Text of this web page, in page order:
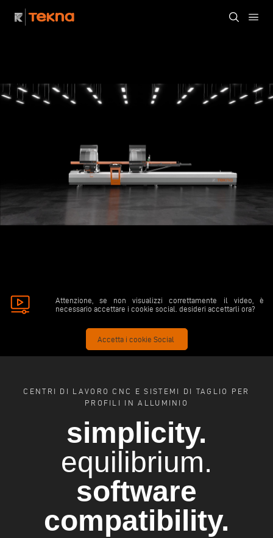
Attenzione, se non visualizzi correttamente il video, è
necessario accettare i cookie social. desideri accettarli ora?
Accetta i cookie Social
CENTRI DI LAVORO CNC E SISTEMI DI TAGLIO PER
PROFILI IN ALLUMINIO
simplicity.
equilibrium.
software
compatibility.